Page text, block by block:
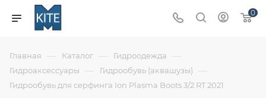
0
Главная — Каталог — Гидроодежда —
Гидроаксессуары — Гидрообувь (аквашузы) —
Гидрообувь для серфинга Ion Plasma Boots 3/2 RT 2021